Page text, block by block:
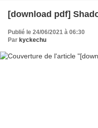
[download pdf]
Publié le 24/06/2021 à 06:30
Par kyckechu